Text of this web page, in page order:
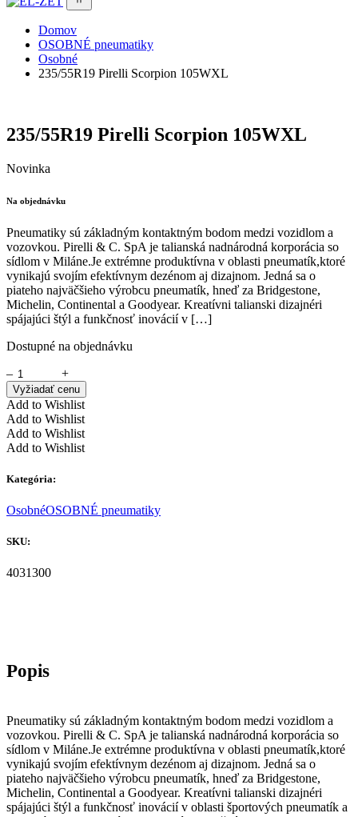
Domov
OSOBNÉ pneumatiky
Osobné
235/55R19 Pirelli Scorpion 105WXL
235/55R19 Pirelli Scorpion 105WXL
Novinka
Na objednávku
Pneumatiky sú základným kontaktným bodom medzi vozidlom a
vozovkou. Pirelli & C. SpA je talianská nadnárodná korporácia so
sídlom v Miláne.Je extrémne produktívna v oblasti pneumatík,ktoré
vynikajú svojím efektívnym dezénom aj dizajnom. Jedná sa o
piateho najväčšieho výrobcu pneumatík, hneď za Bridgestone,
Michelin, Continental a Goodyear. Kreatívni talianski dizajnéri
spájajúci štýl a funkčnosť inovácií v […]
Dostupné na objednávku
–
+
Vyžiadať cenu
Add to Wishlist
Add to Wishlist
Add to Wishlist
Add to Wishlist
Kategória:
OsobnéOSOBNÉ pneumatiky
SKU:
4031300
Pneumatiky sú základným kontaktným bodom medzi vozidlom a
vozovkou. Pirelli & C. SpA je talianská nadnárodná korporácia so
sídlom v Miláne.Je extrémne produktívna v oblasti pneumatík,ktoré
vynikajú svojím efektívnym dezénom aj dizajnom. Jedná sa o
piateho najväčšieho výrobcu pneumatík, hneď za Bridgestone,
Michelin, Continental a Goodyear. Kreatívni talianski dizajnéri
spájajúci štýl a funkčnosť inovácií v oblasti športových pneumatík a